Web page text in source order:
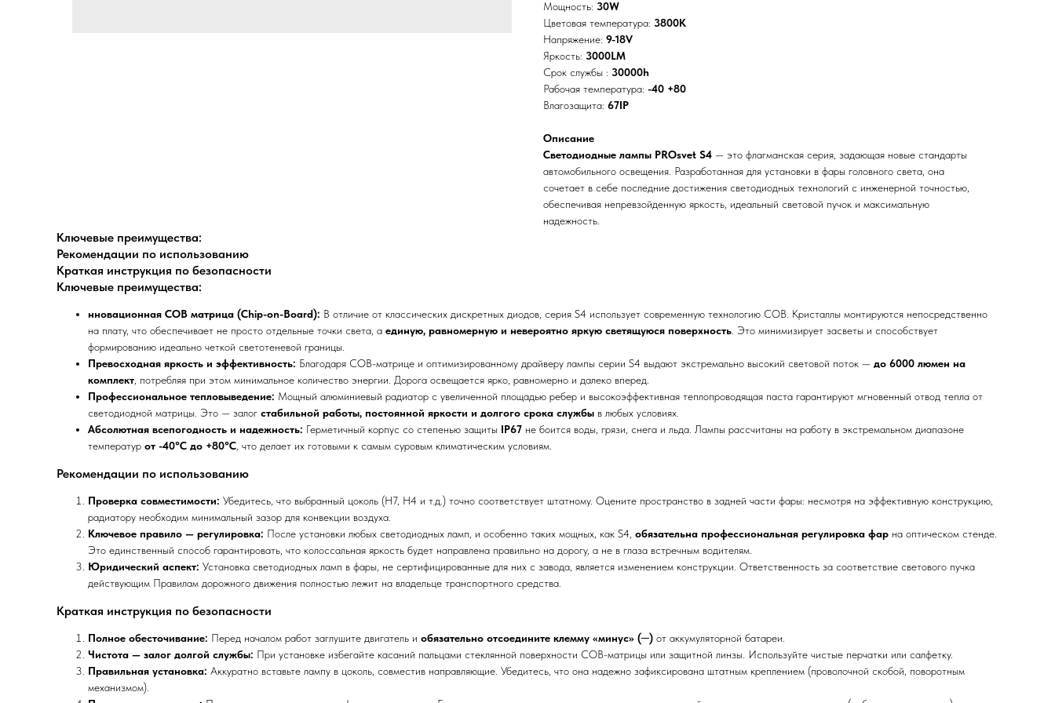
Мощность: 30W
Цветовая температура: 3800К
Напряжение: 9-18V
Яркость: 3000LM
Срок службы : 30000h
Рабочая температура: -40 +80
Влагозащита: 67IP
Описание
Светодиодные лампы PROsvet S4 — это флагманская серия, задающая новые стандарты
автомобильного освещения. Разработанная для установки в фары головного света, она
сочетает в себе последние достижения светодиодных технологий с инженерной точностью,
обеспечивая непревзойденную яркость, идеальный световой пучок и максимальную
надежность.
Ключевые преимущества:
Рекомендации по использованию
Краткая инструкция по безопасности
Ключевые преимущества:
нновационная COB матрица (Chip-on-Board): В отличие от классических дискретных диодов, серия S4 использует современную технологию COB. Кристаллы монтируются непосредственно
на плату, что обеспечивает не просто отдельные точки света, а единую, равномерную и невероятно яркую светящуюся поверхность . Это минимизирует засветы и способствует
формированию идеально четкой светотеневой границы.
Превосходная яркость и эффективность: Благодаря COB-матрице и оптимизированному драйверу лампы серии S4 выдают экстремально высокий световой поток — до 6000 люмен на
комплект , потребляя при этом минимальное количество энергии. Дорога освещается ярко, равномерно и далеко вперед.
Профессиональное тепловыведение: Мощный алюминиевый радиатор с увеличенной площадью ребер и высокоэффективная теплопроводящая паста гарантируют мгновенный отвод тепла от
светодиодной матрицы. Это — залог стабильной работы, постоянной яркости и долгого срока службы в любых условиях.
Абсолютная всепогодность и надежность: Герметичный корпус со степенью защиты IP67 не боится воды, грязи, снега и льда. Лампы рассчитаны на работу в экстремальном диапазоне
температур от -40°C до +80°C , что делает их готовыми к самым суровым климатическим условиям.
Рекомендации по использованию
Проверка совместимости: Убедитесь, что выбранный цоколь (H7, H4 и т.д.) точно соответствует штатному. Оцените пространство в задней части фары: несмотря на эффективную конструкцию,
радиатору необходим минимальный зазор для конвекции воздуха.
Ключевое правило — регулировка: После установки любых светодиодных ламп, и особенно таких мощных, как S4, обязательна профессиональная регулировка фар на оптическом стенде.
Это единственный способ гарантировать, что колоссальная яркость будет направлена правильно на дорогу, а не в глаза встречным водителям.
Юридический аспект: Установка светодиодных ламп в фары, не сертифицированные для них с завода, является изменением конструкции. Ответственность за соответствие светового пучка
действующим Правилам дорожного движения полностью лежит на владельце транспортного средства.
Краткая инструкция по безопасности
Полное обесточивание: Перед началом работ заглушите двигатель и обязательно отсоедините клемму «минус» (─) от аккумуляторной батареи.
Чистота — залог долгой службы: При установке избегайте касаний пальцами стеклянной поверхности COB-матрицы или защитной линзы. Используйте чистые перчатки или салфетку.
Правильная установка: Аккуратно вставьте лампу в цоколь, совместив направляющие. Убедитесь, что она надежно зафиксирована штатным креплением (проволочной скобой, поворотным
механизмом).